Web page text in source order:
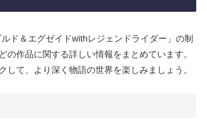
ド＆エグゼイドwithレジェンドライダー」の制
作品に関する詳しい情報をまとめています。
て、より深く物語の世界を楽しみましょう。